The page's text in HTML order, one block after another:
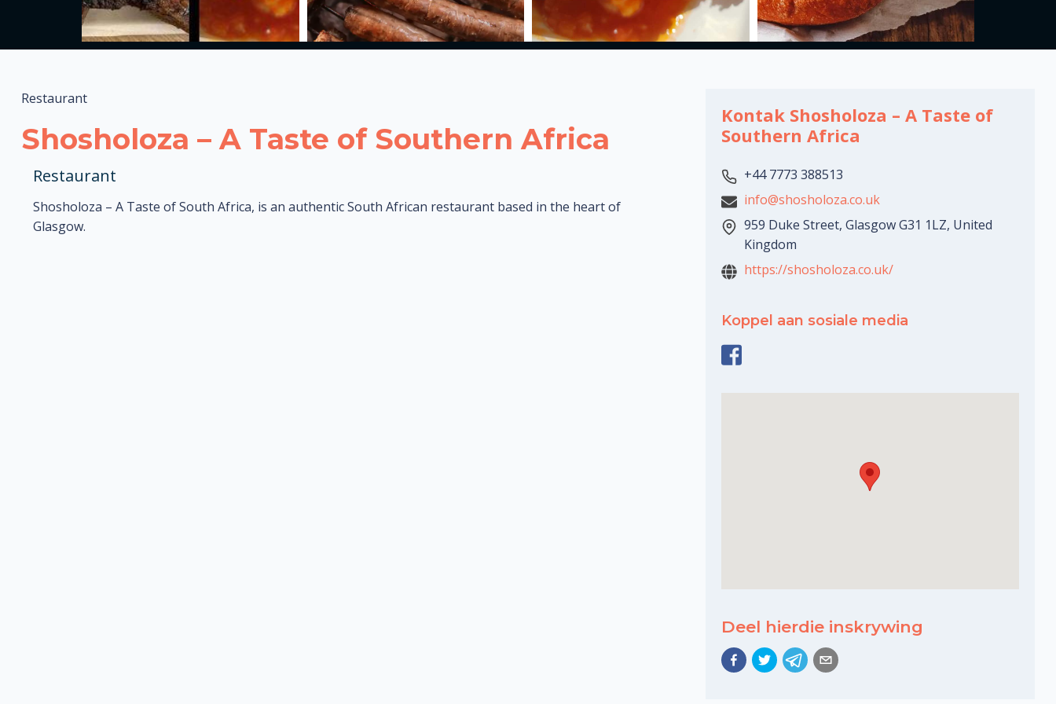
Restaurant
Shosholoza – A Taste of Southern Africa
Restaurant
Shosholoza – A Taste of South Africa, is an authentic South African restaurant based in the heart of
Glasgow.
Kontak Shosholoza – A Taste of
Southern Africa
+44 7773 388513
info@shosholoza.co.uk
959 Duke Street, Glasgow G31 1LZ, United
Kingdom
https://shosholoza.co.uk/
Koppel aan sosiale media
Deel hierdie inskrywing